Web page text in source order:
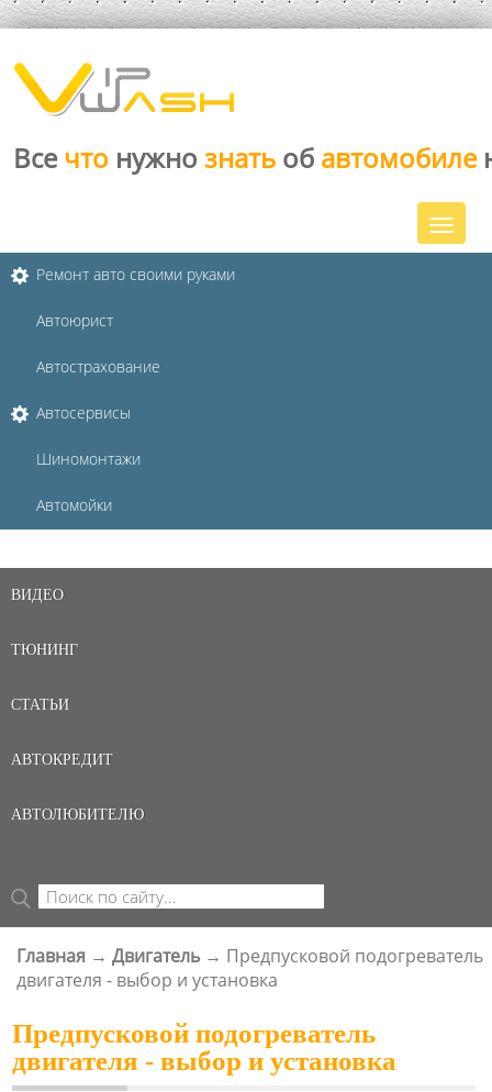
Все что нужно знать об автомобиле
Ремонт авто своими руками
Автоюрист
Автострахование
Автосервисы
Шиномонтажи
Автомойки
ВИДЕО
ТЮНИНГ
СТАТЬИ
АВТОКРЕДИТ
АВТОЛЮБИТЕЛЮ
ФОРМА ПОИСКА
Поиск
ВЫ ЗДЕСЬ
Главная → Двигатель → Предпусковой подогреватель
двигателя - выбор и установка
Предпусковой подогреватель
двигателя - выбор и установка